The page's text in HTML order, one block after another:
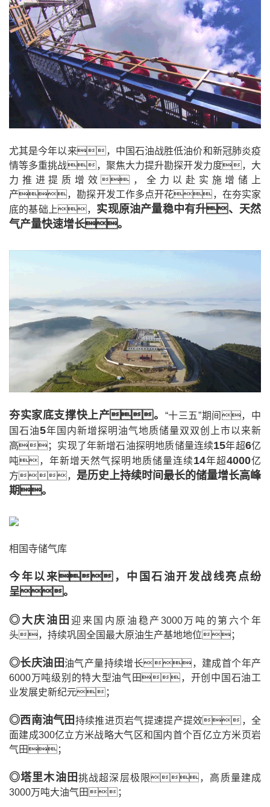
尤其是今年以来，中国石油战胜低油价和新冠肺炎疫
情等多重挑战，聚焦大力提升勘探开发力度，大
力推进提质增效，全力以赴实施增储上
产，勘探开发工作多点开花，在夯实家
底的基础上， 实现原油产量稳中有升、天然
气产量快速增长。
夯实家底支撑快上产。
“十三五”期间，中
国石油5年国内新增探明油气地质储量双双创上市以来新
高；实现了年新增石油探明地质储量连续15年超6亿
吨，年新增天然气探明地质储量连续14年超4000亿
方， 是历史上持续时间最长的储量增长高峰
期。
相国寺储气库
今年以来，中国石油开发战线亮点纷
呈。
◎ 大庆油田迎来国内原油稳产3000万吨的第六个年
头，持续巩固全国最大原油生产基地地位；
◎长庆油田 油气产量持续增长，建成首个年产
6000万吨级别的特大型油气田，开创中国石油工
业发展史新纪元；
◎西南油气田 持续推进页岩气提速提产提效，全
面建成300亿立方米战略大气区和国内首个百亿立方米页岩
气田；
◎塔里木油田 挑战超深层极限，高质量建成
3000万吨大油气田；